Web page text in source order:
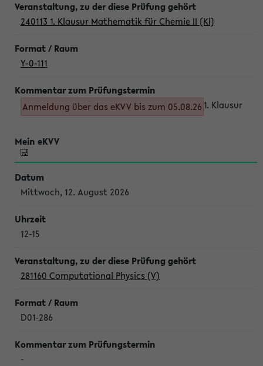
240113 1. Klausur Mathematik für Chemie II (Kl)
Y-0-111
Anmeldung über das eKVV bis zum 05.08.26 1. Klausur
Mittwoch, 12. August 2026
12-15
281160 Computational Physics (V)
D01-286
-